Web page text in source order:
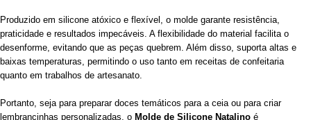
Produzido em silicone atóxico e flexível, o molde garante resistência,
praticidade e resultados impecáveis. A flexibilidade do material facilita o
desenforme, evitando que as peças quebrem. Além disso, suporta altas e
baixas temperaturas, permitindo o uso tanto em receitas de confeitaria
quanto em trabalhos de artesanato.
Portanto, seja para preparar doces temáticos para a ceia ou para criar
lembrancinhas personalizadas, o Molde de Silicone Natalino é